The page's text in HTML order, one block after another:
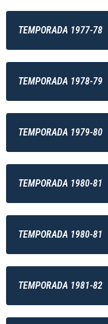
TEMPORADA 1977-78
TEMPORADA 1978-79
TEMPORADA 1979-80
TEMPORADA 1980-81
TEMPORADA 1980-81
TEMPORADA 1981-82